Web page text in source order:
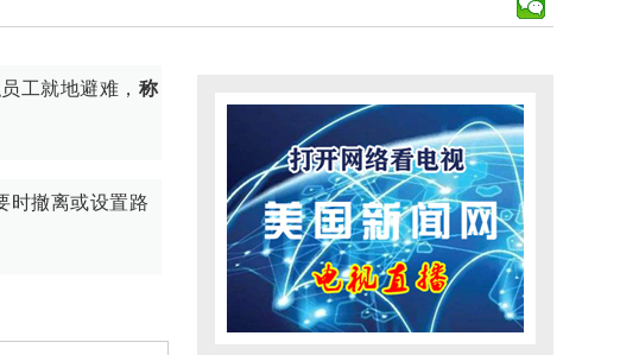
工就地避难， 称
时撤离或设置路